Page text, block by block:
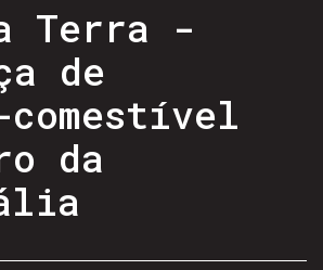
Terra -
de
da